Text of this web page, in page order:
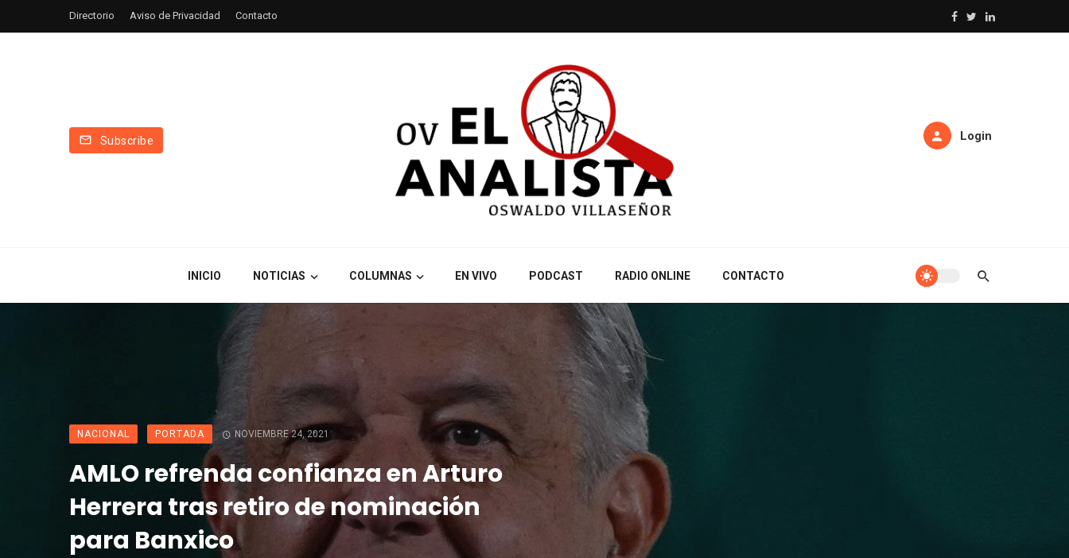
Directorio Aviso de Privacidad Contacto
Subscribe Login
INICIO NOTICIAS COLUMNAS EN VIVO PODCAST RADIO ONLINE CONTACTO
NACIONAL PORTADA NOVIEMBRE 24, 2021
AMLO refrenda confianza en Arturo
Herrera tras retiro de nominación
para Banxico